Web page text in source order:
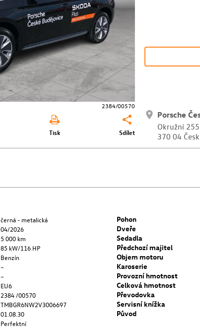
2384/00570
Porsche
Okružní
370 04
Tisk Sdílet
černá - metalická
04/2026
5 000 km
85 kW/116 HP
Benzín
–
–
EU6
2384 /00570
TMBGR6NW2V3006697
01.08.30
Perfektní
Pohon
Dveře
Sedadla
Předchozí majitel
Objem motoru
Karoserie
Provozní hmotnost
Celková hmotnost
Převodovka
Servisní knížka
Původ